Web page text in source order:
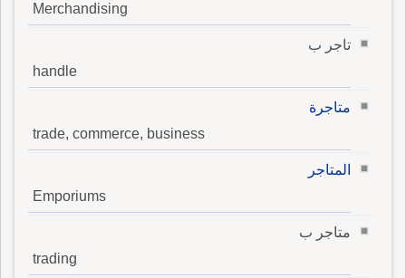
Merchandising
تاجر ب
handle
متاجرة
trade, commerce, business
المتاجر
Emporiums
متاجر ب
trading